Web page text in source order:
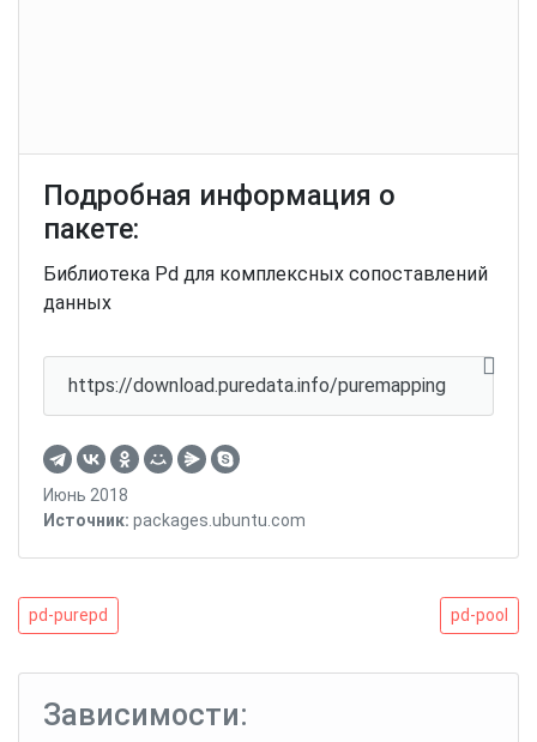
Подробная информация о
пакете:
Библиотека Pd для комплексных сопоставлений
данных
https://download.puredata.info/puremapping
Июнь 2018
Источник: packages.ubuntu.com
Навигация
записям
pd-
purepd
pd-purepd
pd-
pool
pd-pool
Зависимости: